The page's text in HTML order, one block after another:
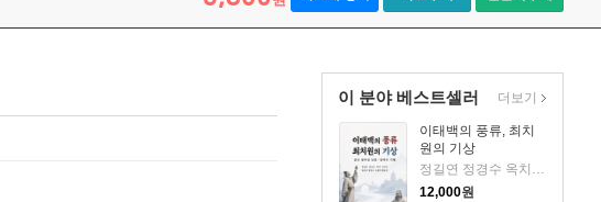
이 분야 베스트셀러
이태백의 풍류, 최치
원의 기상
정길연 정경수 옥치남 황규선 박도균 조봉익 임승여 박하 저
12,000원
더보기